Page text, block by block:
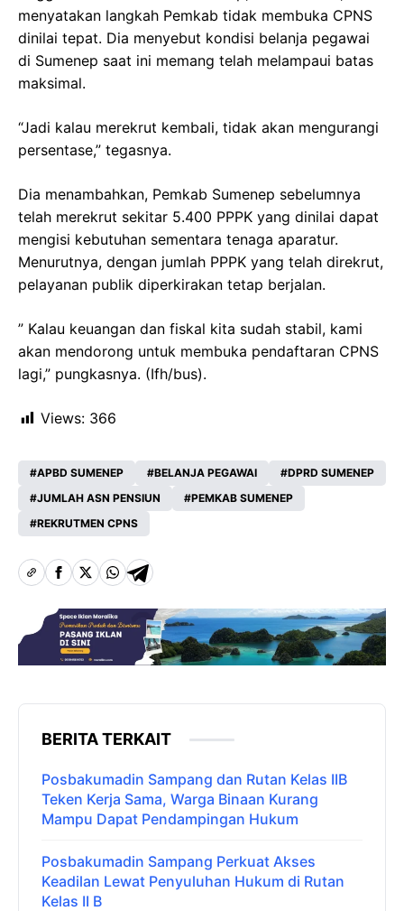
menyatakan langkah Pemkab tidak membuka CPNS
dinilai tepat. Dia menyebut kondisi belanja pegawai
di Sumenep saat ini memang telah melampaui batas
maksimal.
“Jadi kalau merekrut kembali, tidak akan mengurangi
persentase,” tegasnya.
Dia menambahkan, Pemkab Sumenep sebelumnya
telah merekrut sekitar 5.400 PPPK yang dinilai dapat
mengisi kebutuhan sementara tenaga aparatur.
Menurutnya, dengan jumlah PPPK yang telah direkrut,
pelayanan publik diperkirakan tetap berjalan.
” Kalau keuangan dan fiskal kita sudah stabil, kami
akan mendorong untuk membuka pendaftaran CPNS
lagi,” pungkasnya. (Ifh/bus).
Views: 366
APBD SUMENEP BELANJA PEGAWAI
DPRD SUMENEP
JUMLAH ASN PENSIUN
PEMKAB SUMENEP
REKRUTMEN CPNS
BERITA TERKAIT
Posbakumadin Sampang dan Rutan Kelas IIB
Teken Kerja Sama, Warga Binaan Kurang
Mampu Dapat Pendampingan Hukum
Posbakumadin Sampang Perkuat Akses
Keadilan Lewat Penyuluhan Hukum di Rutan
Kelas II B